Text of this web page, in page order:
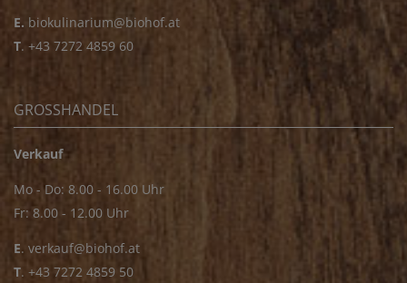
E. biokulinarium@biohof.at
T. +43 7272 4859 60
GROSSHANDEL
Verkauf
Mo - Do: 8.00 - 16.00 Uhr
Fr: 8.00 - 12.00 Uhr
E. verkauf@biohof.at
T. +43 7272 4859 50